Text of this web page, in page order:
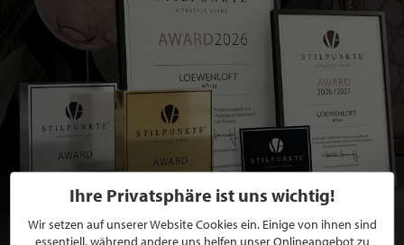
BEWERBEN SIE SICH FÜR EINE GRATIS
Ihre Privatsphäre ist uns wichtig!
Wir setzen auf unserer Website Cookies ein. Einige von ihnen sind
essentiell, während andere uns helfen unser Onlineangebot zu